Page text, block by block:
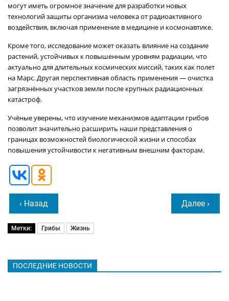
могут иметь огромное значение для разработки новых
технологий защиты организма человека от радиоактивного
воздействия, включая применение в медицине и космонавтике.
Кроме того, исследование может оказать влияние на создание
растений, устойчивых к повышенным уровням радиации, что
актуально для длительных космических миссий, таких как полет
на Марс. Другая перспективная область применения — очистка
загрязнённых участков земли после крупных радиационных
катастроф.
Учёные уверены, что изучение механизмов адаптации грибов
позволит значительно расширить наши представления о
границах возможностей биологической жизни и способах
повышения устойчивости к негативным внешним факторам.
‹ Назад Далее ›
Метки: Грибы Жизнь
ПОСЛЕДНИЕ НОВОСТИ